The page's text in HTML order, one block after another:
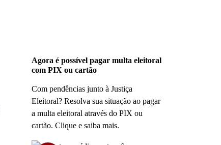
Agora é possível pagar multa eleitoral
com PIX ou cartão
Com pendências junto à Justiça
Eleitoral? Resolva sua situação ao pagar
a multa eleitoral através do PIX ou
cartão. Clique e saiba mais.